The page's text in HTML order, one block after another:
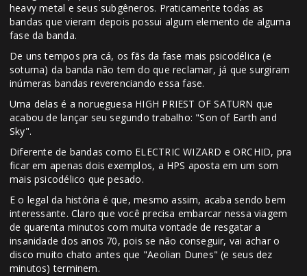
heavy metal e seus subgêneros. Praticamente todas as
bandas que vieram depois possui algum elemento de alguma
fase da banda.
De uns tempos pra cá, os fãs da fase mais psicodélica (e
soturna) da banda não tem do que reclamar, já que surgiram
inúmeras bandas reverenciando essa fase.
Uma delas é a norueguesa HIGH PRIEST OF SATURN que
acabou de lançar seu segundo trabalho: "Son of Earth and
Sky".
Diferente de bandas como ELECTRIC WIZARD e ORCHID, pra
ficar em apenas dois exemplos, a HPS aposta em um som
mais psicodélico que pesado.
E o legal da história é que, mesmo assim, acaba sendo bem
interessante. Claro que você precisa embarcar nessa viagem
de quarenta minutos com muita vontade de resgatar a
insanidade dos anos 70, pois se não conseguir, vai achar o
disco muito chato antes que "Aeolian Dunes" (e seus dez
minutos) terminem.